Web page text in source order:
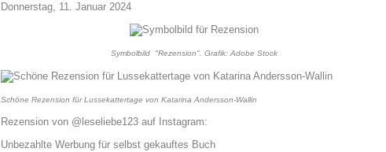
Donnerstag, 11. Januar 2024
Symbolbild "Rezension". Grafik: Adobe Stock
Schöne Rezension für Lussekattertage von Katarina Andersson-Wallin
Rezension von @leseliebe123 auf Instagram:
Unbezahlte Werbung für selbst gekauftes Buch